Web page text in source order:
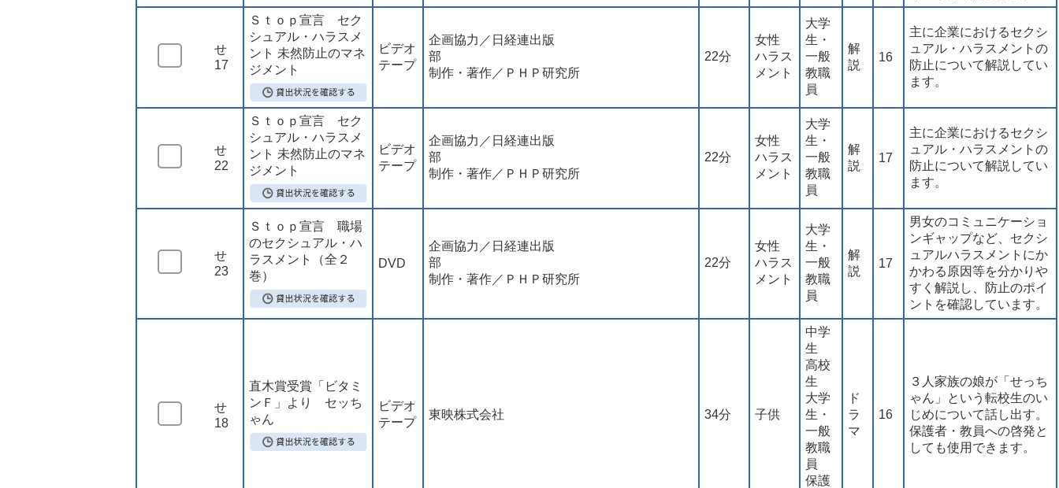
せ
17
Ｓｔｏｐ宣言 セク
シュアル・ハラスメ
ント 未然防止のマネ
ジメント
ビデオ
テープ
企画協力／日経連出版
部
制作・著作／ＰＨＰ研究所
22分
女性
ハラス
メント
大学
生・
一般
教職
員
解
説
16
主に企業におけるセクシ
ュアル・ハラスメントの
防止について解説してい
ます。
せ
22
Ｓｔｏｐ宣言 セク
シュアル・ハラスメ
ント 未然防止のマネ
ジメント
ビデオ
テープ
企画協力／日経連出版
部
制作・著作／ＰＨＰ研究所
22分
女性
ハラス
メント
大学
生・
一般
教職
員
解
説
17
主に企業におけるセクシ
ュアル・ハラスメントの
防止について解説してい
ます。
せ
23
Ｓｔｏｐ宣言 職場
のセクシュアル・ハ
ラスメント（全２
巻）
DVD
企画協力／日経連出版
部
制作・著作／ＰＨＰ研究所
22分
女性
ハラス
メント
大学
生・
一般
教職
員
解
説
17
男女のコミュニケーショ
ンギャップなど、セクシ
ュアルハラスメントにか
かわる原因等を分かりや
すく解説し、防止のポイ
ントを確認しています。
せ
18
直木賞受賞「ビタミ
ンＦ」より セッち
ゃん
ビデオ
テープ
東映株式会社 34分 子供
中学
生
高校
生
大学
生・
一般
教職
員
保護
ド
ラ
マ
16
３人家族の娘が「せっち
ゃん」という転校生のい
じめについて話し出す。
保護者・教員への啓発と
しても使用できます。